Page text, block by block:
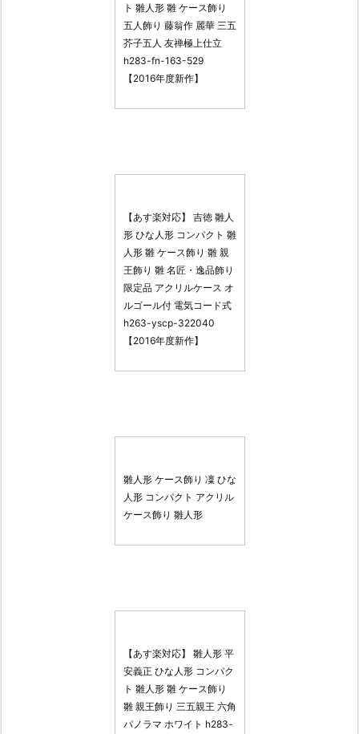
ト 雛人形 雛 ケース飾り
五人飾り 藤翁作 麗華 三五
芥子五人 友禅極上仕立
h283-fn-163-529
【2016年度新作】
【あす楽対応】 吉徳 雛人
形 ひな人形 コンパクト 雛
人形 雛 ケース飾り 雛 親
王飾り 雛 名匠・逸品飾り
限定品 アクリルケース オ
ルゴール付 電気コード式
h263-yscp-322040
【2016年度新作】
雛人形 ケース飾り 凜 ひな
人形 コンパクト アクリル
ケース飾り 雛人形
【あす楽対応】 雛人形 平
安義正 ひな人形 コンパク
ト 雛人形 雛 ケース飾り
雛 親王飾り 三五親王 六角
パノラマ ホワイト h283-